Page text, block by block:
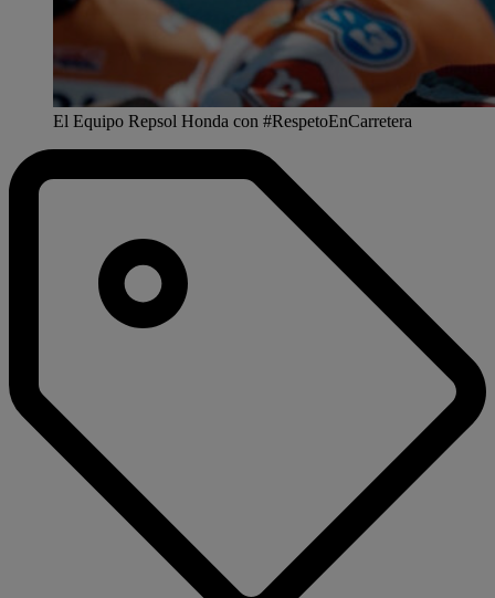
El Equipo Repsol Honda con #RespetoEnCarretera